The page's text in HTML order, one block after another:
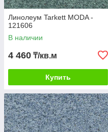
Линолеум Tarkett MODA -
121606
В наличии
4 460 ₸/кв.м
Купить